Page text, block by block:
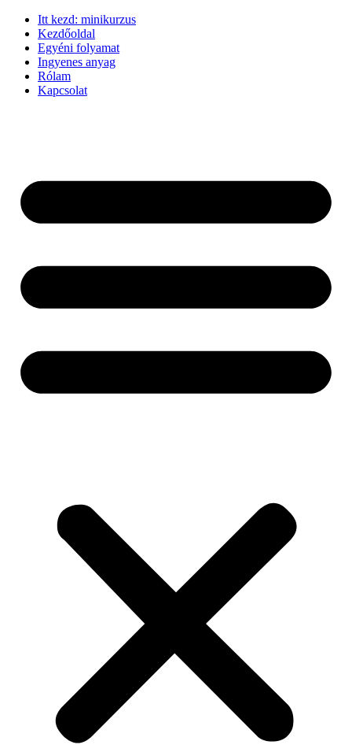
Ugrás
tartalomhoz
Itt kezd: minikurzus
Kezdőoldal
Egyéni folyamat
Ingyenes anyag
Rólam
Kapcsolat